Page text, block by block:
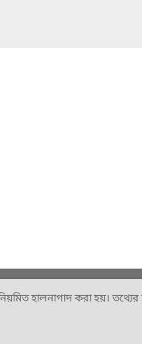
হালনাগাদ করা হয়। তথ্যের